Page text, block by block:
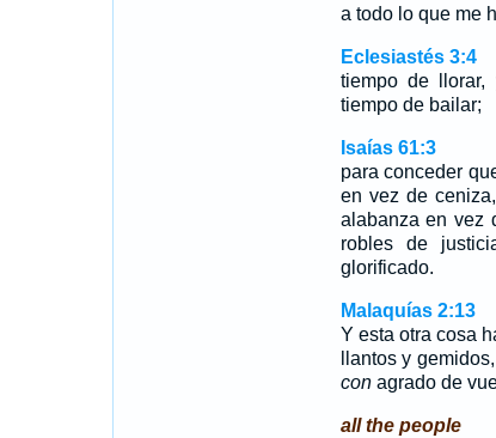
a todo lo que me
Eclesiastés 3:4
tiempo de
tiempo de bailar;
Isaías 61:3
para conceder
en vez de
alabanza en vez
robles de
glorificado.
Malaquías 2:13
Y esta otra cosa
llantos y
conagrado de
all the people